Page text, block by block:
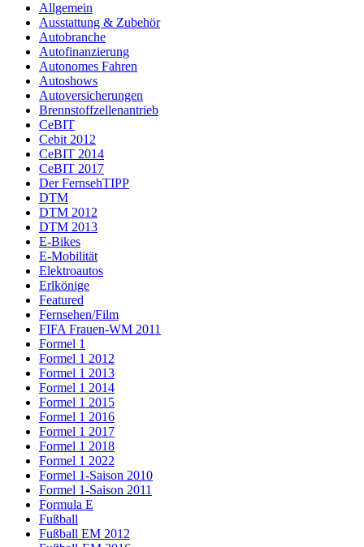
Allgemein
Ausstattung & Zubehör
Autobranche
Autofinanzierung
Autonomes Fahren
Autoshows
Autoversicherungen
Brennstoffzellenantrieb
CeBIT
Cebit 2012
CeBIT 2014
CeBIT 2017
Der FernsehTIPP
DTM
DTM 2012
DTM 2013
E-Bikes
E-Mobilität
Elektroautos
Erlkönige
Featured
Fernsehen/Film
FIFA Frauen-WM 2011
Formel 1
Formel 1 2012
Formel 1 2013
Formel 1 2014
Formel 1 2015
Formel 1 2016
Formel 1 2017
Formel 1 2018
Formel 1 2022
Formel 1-Saison 2010
Formel 1-Saison 2011
Formula E
Fußball
Fußball EM 2012